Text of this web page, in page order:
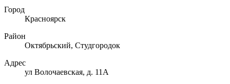
Город
Красноярск
Район
Октябрьский, Студгородок
Адрес
ул Волочаевская, д. 11А